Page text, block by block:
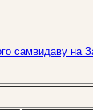
самвидаву на